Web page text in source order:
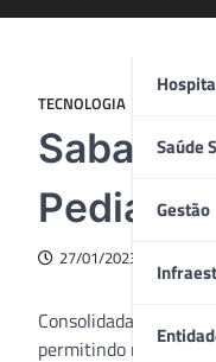
Saúde
Gestão
TECNOLOGIA
Sabará
27/01/2023
Consolidada durante
permitindo não só as